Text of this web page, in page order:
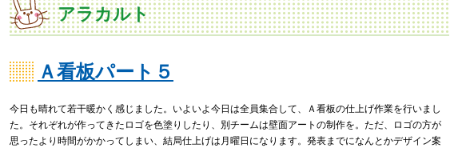
アラカルト
Ａ看板パート５
今日も晴れて若干暖かく感じました。いよいよ今日は全員集合して、Ａ看板の仕上げ作業を行いまし
た。それぞれが作ってきたロゴを色塗りしたり、別チームは壁面アートの制作を。ただ、ロゴの方が
思ったより時間がかかってしまい、結局仕上げは月曜日になります。発表までになんとかデザイン案